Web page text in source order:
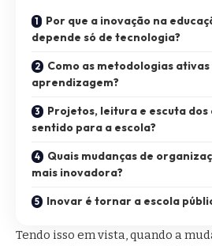
Por que a inovação na
depende só de tecnologia?
Como as metodologias
aprendizagem?
Projetos, leitura e escuta dos
sentido para a escola?
Quais mudanças de
mais inovadora?
Inovar é tornar a escola
Tendo isso em vista, quando a